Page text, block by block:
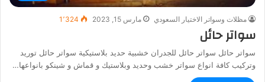
مظلات وسواتر الاختيار السعودي مارس 15, 2023 1٬324
سواتر حائل
سواتر حائل سواتر حائل للجدران خشبية حديد بلاستيكية سواتر حائل توريد
وتركيب كافة انواع سواتر خشب وحديد وبلاستيك و قماش و شينكو بانواعها…